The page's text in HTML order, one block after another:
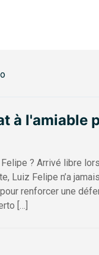
à l'amiable
? Arrivé libre
Luiz Felipe n’a
renforcer une
[…]